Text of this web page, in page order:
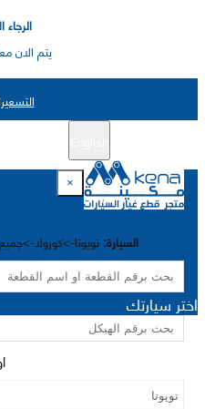
الرجاء
يتم الان
السيارة: تويوتا->كورولا-
×
اختر سيارتك